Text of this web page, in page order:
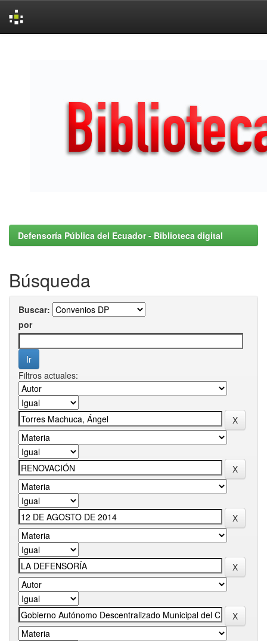
Defensoría Pública del Ecuador - Biblioteca digital
Búsqueda
Buscar:
por
Filtros actuales: